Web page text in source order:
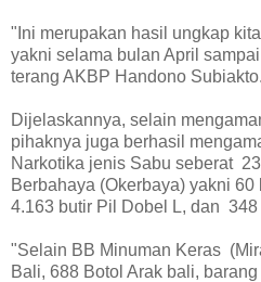
"Ini merupakan hasil ungkap
yakni selama bulan April
terang AKBP Handono Subiakto.
Dijelaskannya, selain
pihaknya juga berhasil
Narkotika jenis Sabu seberat
Berbahaya (Okerbaya) yakni
4.163 butir Pil Dobel L, dan 348
"Selain BB Minuman Keras
Bali, 688 Botol Arak bali,